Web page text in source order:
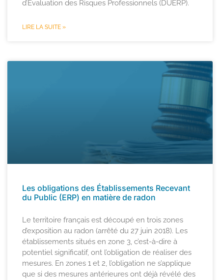
d’Évaluation des Risques Professionnels (DUERP).
LIRE LA SUITE »
Les obligations des Établissements Recevant
du Public (ERP) en matière de radon
Le territoire français est découpé en trois zones
d’exposition au radon (arrêté du 27 juin 2018). Les
établissements situés en zone 3, c’est-à-dire à
potentiel significatif, ont l’obligation de réaliser des
mesures. En zones 1 et 2, l’obligation ne s’applique
que si des mesures antérieures ont déjà révélé des